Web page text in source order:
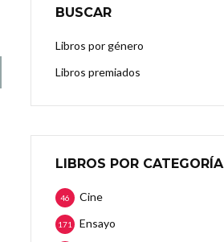
BUSCAR
Libros por género
Libros premiados
LIBROS POR CATEGORÍA
Cine
46
Ensayo
171